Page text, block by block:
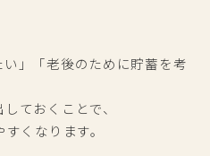
い」「老後のために貯蓄を考
ておくことで、
くなります。